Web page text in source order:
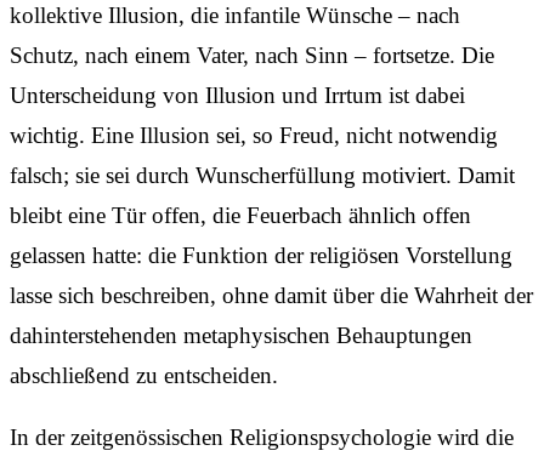
kollektive Illusion, die infantile Wünsche – nach
Schutz, nach einem Vater, nach Sinn – fortsetze. Die
Unterscheidung von Illusion und Irrtum ist dabei
wichtig. Eine Illusion sei, so Freud, nicht notwendig
falsch; sie sei durch Wunscherfüllung motiviert. Damit
bleibt eine Tür offen, die Feuerbach ähnlich offen
gelassen hatte: die Funktion der religiösen Vorstellung
lasse sich beschreiben, ohne damit über die Wahrheit der
dahinterstehenden metaphysischen Behauptungen
abschließend zu entscheiden.
In der zeitgenössischen Religionspsychologie wird die